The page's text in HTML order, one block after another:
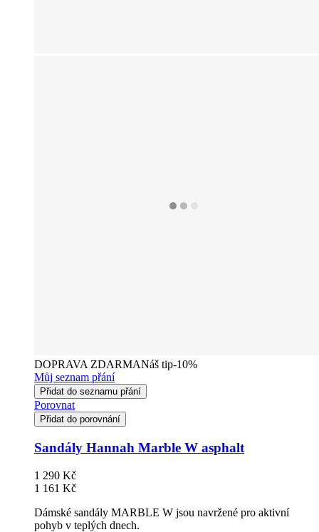
DOPRAVA ZDARMANáš tip-10%
Můj seznam přání
Přidat do seznamu přání
Porovnat
Přidat do porovnání
Sandály Hannah Marble W asphalt
1 290 Kč
1 161 Kč
Dámské sandály MARBLE W jsou navržené pro aktivní
pohyb v teplých dnech.